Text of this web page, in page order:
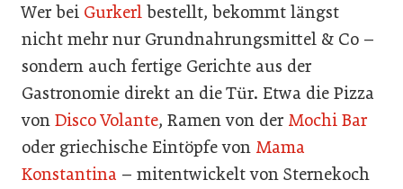
Wer bei Gurkerl bestellt, bekommt längst
nicht mehr nur Grundnahrungsmittel & Co –
sondern auch fertige Gerichte aus der
Gastronomie direkt an die Tür. Etwa die Pizza
von Disco Volante, Ramen von der Mochi Bar
oder griechische Eintöpfe von Mama
Konstantina – mitentwickelt von Sternekoch